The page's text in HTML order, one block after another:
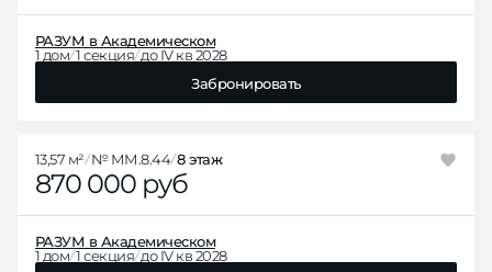
РАЗУМ в Академическом
1 дом 1 секция до IV кв 2028
Забронировать
870 000 руб
13,57 м² № ММ.8.44 8 этаж
РАЗУМ в Академическом
1 дом 1 секция до IV кв 2028